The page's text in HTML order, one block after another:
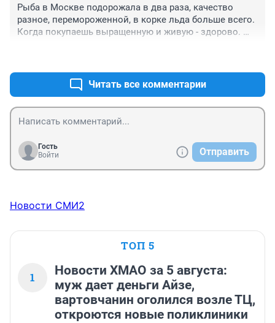
Рыба в Москве подорожала в два раза, качество
разное, перемороженной, в корке льда больше всего.
Когда покупаешь выращенную и живую - здорово.
России и не видала рыбки и жила?
Читать все комментарии
Гость
Войти
Отправить
Новости СМИ2
ТОП 5
1
Новости ХМАО за 5 августа:
муж дает деньги Айзе,
вартовчанин оголился возле ТЦ,
откроются новые поликлиники